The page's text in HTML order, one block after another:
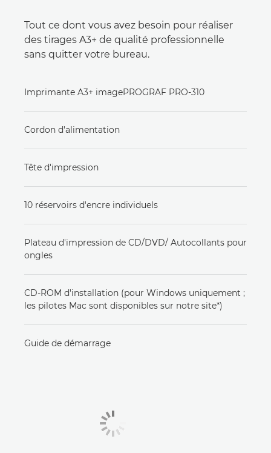
Tout ce dont vous avez besoin pour réaliser
des tirages A3+ de qualité professionnelle
sans quitter votre bureau.
Imprimante A3+ imagePROGRAF PRO-310
Cordon d'alimentation
Tête d'impression
10 réservoirs d'encre individuels
Plateau d'impression de CD/DVD/ Autocollants pour
ongles
CD-ROM d'installation (pour Windows uniquement ;
les pilotes Mac sont disponibles sur notre site*)
Guide de démarrage